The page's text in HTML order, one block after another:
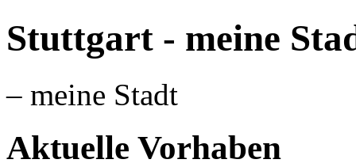
Stuttgart - meine
– meine Stadt
Aktuelle Vorhaben